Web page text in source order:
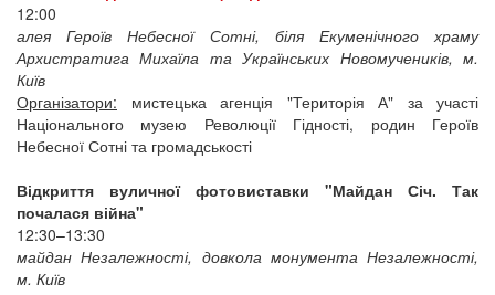
12:00
алея Героїв Небесної Сотні, біля Екуменічного храму
Архистратига Михаїла та Українських Новомучеників, м.
Київ
Організатори: мистецька агенція "Територія А" за участі
Національного музею Революції Гідності, родин Героїв
Небесної Сотні та громадськості
Відкриття вуличної фотовиставки "Майдан Січ. Так
почалася війна"
12:30–13:30
майдан Незалежності, довкола монумента Незалежності,
м. Київ